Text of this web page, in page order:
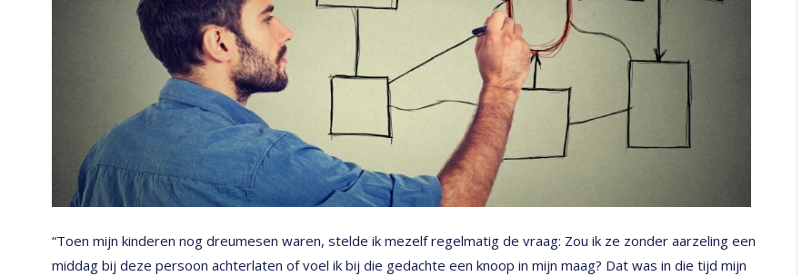
“Toen mijn kinderen nog dreumesen waren, stelde ik mezelf regelmatig de vraag: Zou ik ze zonder aarzeling een
middag bij deze persoon achterlaten of voel ik bij die gedachte een knoop in mijn maag? Dat was in die tijd mijn